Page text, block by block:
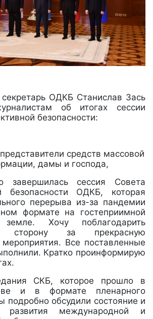
ОДКБ Станислав Зась
об итогах сессии
безопасности:
средств массовой
дамы и господа,
завершилась сессия Совета
безопасности ОДКБ, которая
перерыва из-за пандемии
формате на гостеприимной
земле. Хочу поблагодарить
сторону за прекрасную
Все поставленные
Кратко проинформирую
СКБ, которое прошло в
и в формате пленарного
подробно обсудили состояние и
развития международной и